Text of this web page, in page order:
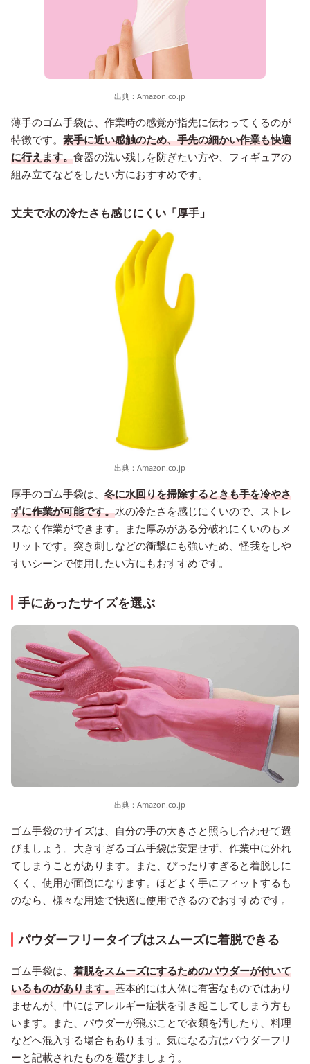
出典： Amazon.co.jp
薄手のゴム手袋は、作業時の感覚が指先に伝わってくるのが
特徴です。 素手に近い感触のため、手先の細かい作業も快適
に行えます。食器の洗い残しを防ぎたい方や、フィギュアの
組み立てなどをしたい方におすすめです。
丈夫で水の冷たさも感じにくい「厚手」
出典： Amazon.co.jp
厚手のゴム手袋は、 冬に水回りを掃除するときも手を冷やさ
ずに作業が可能です。水の冷たさを感じにくいので、ストレ
スなく作業ができます。また厚みがある分破れにくいのもメ
リットです。突き刺しなどの衝撃にも強いため、怪我をしや
すいシーンで使用したい方にもおすすめです。
手にあったサイズを選ぶ
出典： Amazon.co.jp
ゴム手袋のサイズは、自分の手の大きさと照らし合わせて選
びましょう。大きすぎるゴム手袋は安定せず、作業中に外れ
てしまうことがあります。また、ぴったりすぎると着脱しに
くく、使用が面倒になります。ほどよく手にフィットするも
のなら、様々な用途で快適に使用できるのでおすすめです。
パウダーフリータイプはスムーズに着脱できる
ゴム手袋は、 着脱をスムーズにするためのパウダーが付いて
いるものがあります。基本的には人体に有害なものではあり
ませんが、中にはアレルギー症状を引き起こしてしまう方も
います。また、パウダーが飛ぶことで衣類を汚したり、料理
などへ混入する場合もあります。気になる方はパウダーフリ
ーと記載されたものを選びましょう。